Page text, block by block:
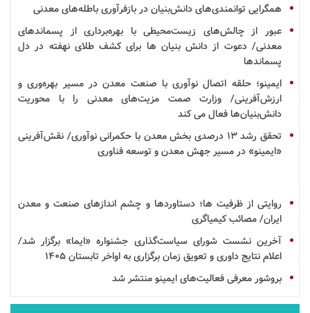
همگرایی توانمندی‌هایدانش‌بنیاندربازفرآوریباطله‌های معدنی
عبور از چالش‌های زیست‌محیطی با بهره‌برداری از پسماندهای
معدنی/ دعوت از دانش بنیان ها برای کشف طلای نهفته در دل
پسماندها
ایمینو؛ حلقه اتصال نوآوریبا صنعت معدندر مسیر بهره‌وری و
ارزش‌آفرینی/ وزارت صمت مزیت‌های معدنی را با محوریت
دانش‌بنیان‌ها فعال می کند
تحقق رشد
۱۳ درصدی بخش معدن با حکمرانی نوآوری/ نقش‌آفرینی
«ایمینو» در مسیر جهش معدن و توسعهفناوری
روایتی از ظرفیت ها؛ دستاوردها و چشم اندازهای صنعت و معدن
ایران/ مصائب کیمیاگری
آخرین نشست شورای سیاست‌گذاری جشنواره«ایما» برگزار شد/
اعلام نتایج داوری و تعویق زمان برگزاری به اواخر تابستان ۱۴۰۵
بروشورمعرفی فعالیت‌هایایمینومنتشر شد